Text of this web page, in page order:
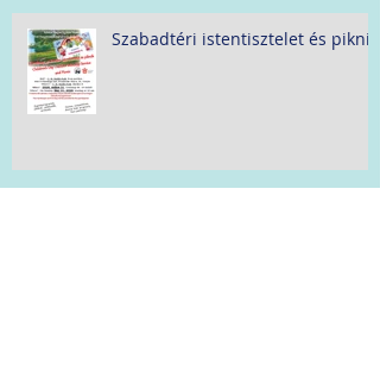
Szabadtéri istentisztelet és piknik